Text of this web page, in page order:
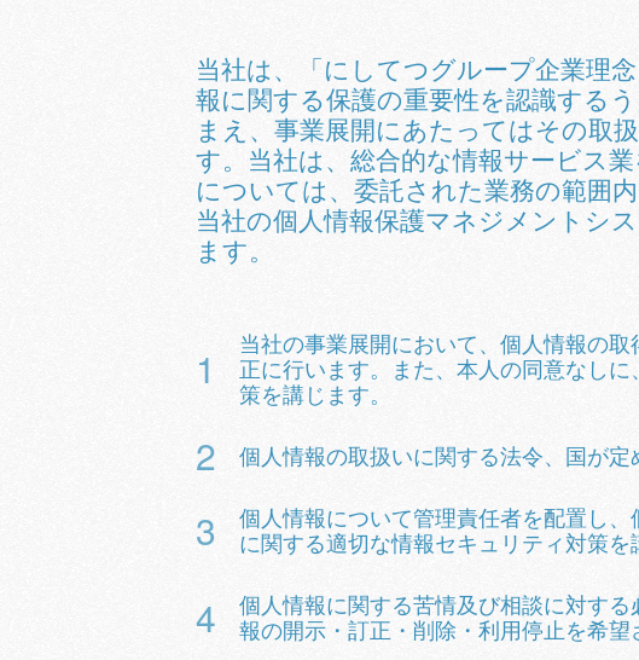
当社は、「にしてつグループ企業理
報に関する保護の重要性を認識するう
まえ、事業展開にあたってはその取
す。当社は、総合的な情報サービス
については、委託された業務の範囲
当社の個人情報保護マネジメントシ
ます。
当社の事業展開において、個人情報の
正に行います。また、本人の同意なし
策を講じます。
個人情報の取扱いに関する法令、国が
個人情報について管理責任者を配置し
に関する適切な情報セキュリティ対策を
個人情報に関する苦情及び相談に対す
報の開示・訂正・削除・利用停止を希